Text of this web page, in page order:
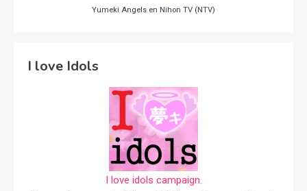
Yumeki Angels en Nihon TV (NTV)
I love Idols
I love idols campaign.